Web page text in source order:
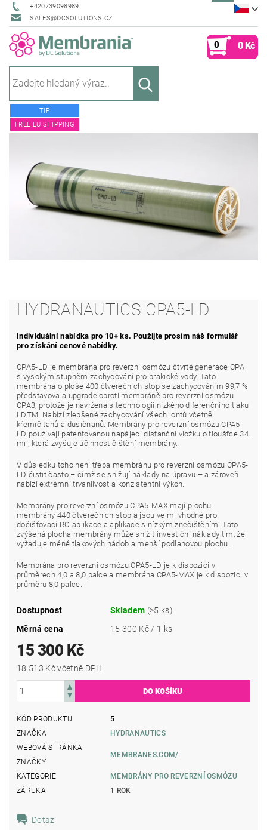
+420739098989
SALES@DCSOLUTIONS.CZ
0 0 Kč
TIP
FREE EU SHIPPING
HYDRANAUTICS CPA5-LD
Individuální nabídka pro 10+ ks. Použijte prosím náš formulář
pro získání cenové nabídky.
CPA5-LD je membrána pro reverzní osmózu čtvrté generace CPA
s vysokým stupněm zachycování pro brakické vody. Tato
membrána o ploše 400 čtverečních stop se zachycováním 99,7 %
představovala upgrade oproti membráně pro reverzní osmózu
CPA3, protože je navržena s technologií nízkého diferenčního tlaku
LDTM. Nabízí zlepšené zachycování všech iontů včetně
křemičitanů a dusičnanů. Membrány pro reverzní osmózu CPA5-
LD používají patentovanou napájecí distanční vložku o tloušťce 34
mil, která zvyšuje účinnost čištění membrány.
V důsledku toho není třeba membránu pro reverzní osmózu CPA5-
LD čistit často – čímž se snižují náklady na úpravu – a zároveň
nabízí extrémní trvanlivost a konzistentní výkon.
Membrány pro reverzní osmózu CPA5-MAX mají plochu
membrány 440 čtverečních stop a jsou velmi vhodné pro
dočišťovací RO aplikace a aplikace s nízkým znečištěním. Tato
zvýšená plocha membrány může snížit investiční náklady tím, že
vyžaduje méně tlakových nádob a menší podlahovou plochu.
Membrána pro reverzní osmózu CPA5-LD je k dispozici v
průměrech 4,0 a 8,0 palce a membrána CPA5-MAX je k dispozici v
průměru 8,0 palce.
Dostupnost Skladem (>5 ks)
Měrná cena
15 300 Kč / 1 ks
15 300 Kč
18 513 Kč včetně DPH
KÓD PRODUKTU
5
ZNAČKA
HYDRANAUTICS
WEBOVÁ STRÁNKA
ZNAČKY
MEMBRANES.COM/
KATEGORIE
MEMBRÁNY PRO REVERZNÍ OSMÓZU
ZÁRUKA
1 ROK
Dotaz